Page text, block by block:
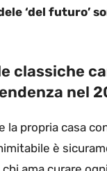
‘del futuro’
classiche
nel
la propria casa
è